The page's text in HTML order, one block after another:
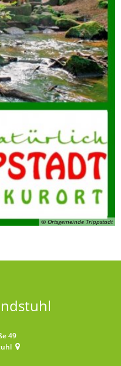
© Ortsgemeinde Trippstadt
49